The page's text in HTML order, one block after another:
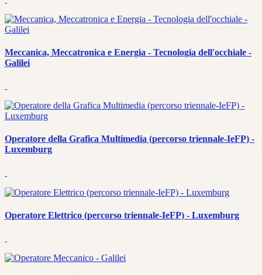
Meccanica, Meccatronica e Energia - Tecnologia dell'occhiale -
Galilei
Operatore della Grafica Multimedia (percorso triennale-IeFP) -
Luxemburg
Operatore Elettrico (percorso triennale-IeFP) - Luxemburg